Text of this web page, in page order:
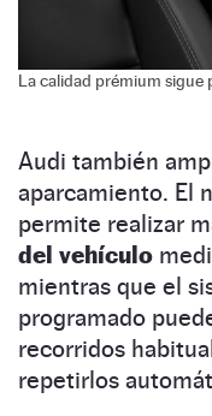
La calidad prémium sigue
Audi también
aparcamiento. El
permite realizar
del vehículo
mientras que el
programado
recorridos
repetirlos